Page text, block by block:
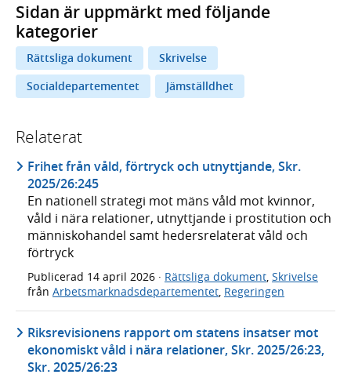
Sidan är uppmärkt med följande
kategorier
Rättsliga dokument
Skrivelse
Socialdepartementet
Jämställdhet
Relaterat
Frihet från våld, förtryck och utnyttjande, Skr.
2025/26:245
En nationell strategi mot mäns våld mot kvinnor,
våld i nära relationer, utnyttjande i prostitution och
människohandel samt hedersrelaterat våld och
förtryck
Publicerad 14 april 2026 · Rättsliga dokument, Skrivelse
från Arbetsmarknadsdepartementet, Regeringen
Riksrevisionens rapport om statens insatser mot
ekonomiskt våld i nära relationer, Skr. 2025/26:23,
Skr. 2025/26:23